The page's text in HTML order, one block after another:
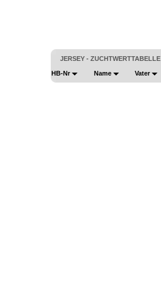
JERSEY - ZUCHTWERTTABELLE
HB-Nr Name Vater